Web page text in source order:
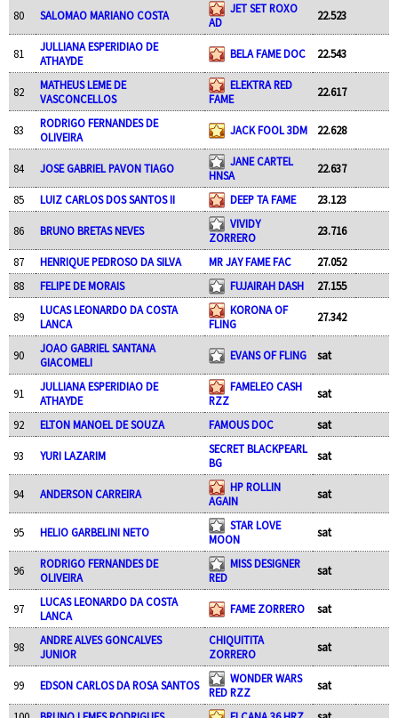
80 SALOMAO MARIANO COSTA
JET SET ROXO
AD
22.523
81
JULLIANA ESPERIDIAO DE
ATHAYDE
BELA FAME DOC 22.543
82
MATHEUS LEME DE
VASCONCELLOS
ELEKTRA RED
FAME
22.617
83
RODRIGO FERNANDES DE
OLIVEIRA
JACK FOOL 3DM 22.628
84 JOSE GABRIEL PAVON TIAGO
JANE CARTEL
HNSA
22.637
85 LUIZ CARLOS DOS SANTOS II DEEP TA FAME 23.123
86 BRUNO BRETAS NEVES
VIVIDY
ZORRERO
23.716
87 HENRIQUE PEDROSO DA SILVA MR JAY FAME FAC
27.052
88
FELIPE DE MORAIS FUJAIRAH DASH 27.155
89
LUCAS LEONARDO DA COSTA
LANCA
KORONA OF
FLING
27.342
90
JOAO GABRIEL SANTANA
GIACOMELI
EVANS OF FLING sat
91
JULLIANA ESPERIDIAO DE
ATHAYDE
FAMELEO CASH
RZZ
sat
92 ELTON MANOEL DE SOUZA FAMOUS DOC sat
93 YURI LAZARIM
SECRET BLACKPEARL
BG
sat
94 ANDERSON CARREIRA
HP ROLLIN
AGAIN
sat
95 HELIO GARBELINI NETO
STAR LOVE
MOON
sat
96
RODRIGO FERNANDES DE
OLIVEIRA
MISS DESIGNER
RED
sat
97
LUCAS LEONARDO DA COSTA
LANCA
FAME ZORRERO sat
98
ANDRE ALVES GONCALVES
JUNIOR
CHIQUITITA
ZORRERO
sat
99 EDSON CARLOS DA ROSA SANTOS
WONDER WARS
RED RZZ
sat